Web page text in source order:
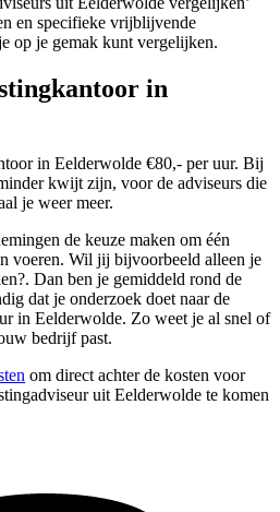
en specifieke vrijblijvende
op je gemak kunt vergelijken.
in
in Eelderwolde €80,- per uur. Bij
kwijt zijn, voor de adviseurs die
je weer meer.
de keuze maken om één
voeren. Wil jij bijvoorbeeld alleen je
Dan ben je gemiddeld rond de
dat je onderzoek doet naar de
in Eelderwolde. Zo weet je al snel of
bedrijf past.
om direct achter de kosten voor
uit Eelderwolde te komen